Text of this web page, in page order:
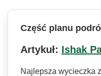
Część planu
Artykuł: Ishak
Najlepsza wycieczka